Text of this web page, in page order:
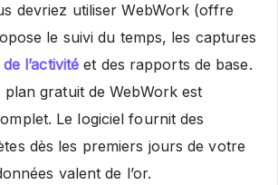
devriez utiliser WebWork (offre
le suivi du temps, les captures
l’activité et des rapports de base.
gratuit de WebWork est
Le logiciel fournit des
dès les premiers jours de votre
valent de l’or.